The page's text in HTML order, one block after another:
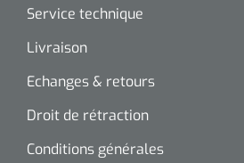
Service technique
Livraison
Echanges & retours
Droit de rétraction
Conditions générales